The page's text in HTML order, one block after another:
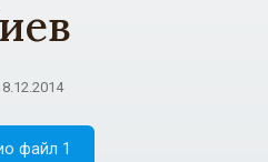
файл 1